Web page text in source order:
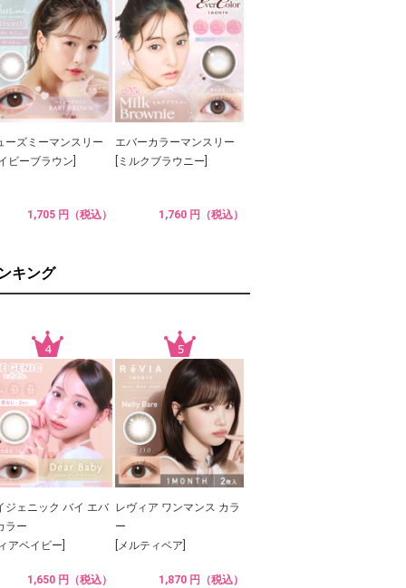
ーズミーマンスリー
ビーブラウン]
1,705 円（税込）
エバーカラーマンスリー
[ミルクブラウニー]
1,760 円（税込）
キング
ジェニック バイ エバ
ラー
アベイビー]
1,650 円（税込）
レヴィア ワンマンス カラ
ー
[メルティベア]
1,870 円（税込）